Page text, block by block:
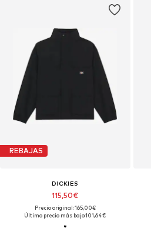
REBAJAS
DICKIES
115,50€
Precio original: 165,00€
Último precio más bajo:101,64€